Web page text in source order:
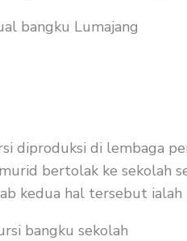
bangku Lumajang
diproduksi di lembaga
bertolak ke sekolah
kedua hal tersebut ialah
bangku sekolah